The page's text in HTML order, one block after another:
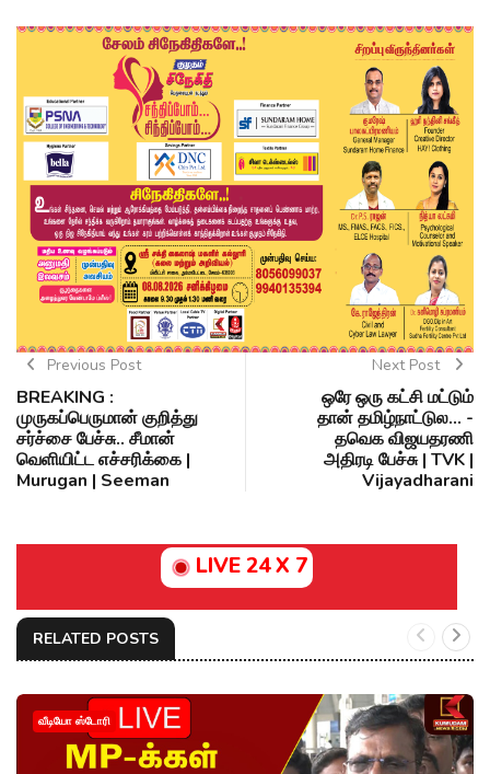
Previous Post
BREAKING :
முருகப்பெருமான் குறித்து
சர்ச்சை பேச்சு.. சீமான்
வெளியிட்ட எச்சரிக்கை |
Murugan | Seeman
Next Post
ஒரே ஒரு கட்சி மட்டும்
தான் தமிழ்நாட்டுல... -
தவெக விஜயதரணி
அதிரடி பேச்சு | TVK |
Vijayadharani
LIVE 24 X 7
RELATED POSTS
வீடியோ ஸ்டோரி